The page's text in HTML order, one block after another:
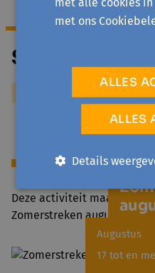
Stijn Dujardin
Meer over Stijn
Meer zoals dit
Deze activiteit maakt deel
Zomerstreken augustus
Augustus
17 tot en
met ons
ALLES
ALLES
Details